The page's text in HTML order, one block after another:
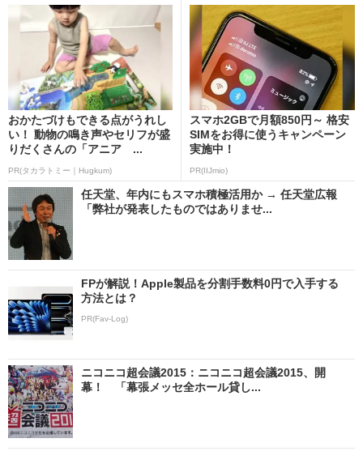
おかたづけもできる点がうれし
い！ 動物の鳴き声やセリフが盛
りだくさんの「アニア ...
PR(タカラトミー｜Hugkum)
スマホ2GBで月額850円～ 格安
SIMをお得に使うキャンペーン
実施中！
PR(IIJmio)
任天堂、年内にもスマホ積極活用か → 任天堂広報
「弊社が発表したものではありませ...
FPが解説！Apple製品を分割手数料0円で入手する
方法とは？
PR(Fav-Log)
ニコニコ超会議2015：ニコニコ超会議2015、開
幕！ 「幕張メッセ全ホール貸し...